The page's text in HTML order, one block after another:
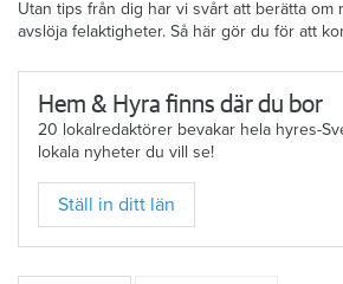
Utan tips från dig har vi svårt att berätta om
avslöja felaktigheter. Så här gör du för att
Hem & Hyra finns där du bor
20 lokalredaktörer bevakar hela hyres-
lokala nyheter du vill se!
Ställ in ditt län